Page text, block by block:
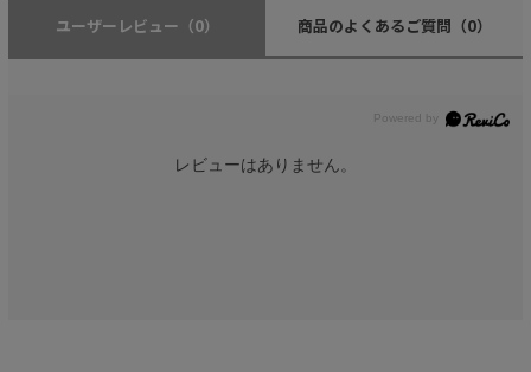
ユーザーレビュー （0） 商品のよくあるご質問 （0）
レビューはありません。